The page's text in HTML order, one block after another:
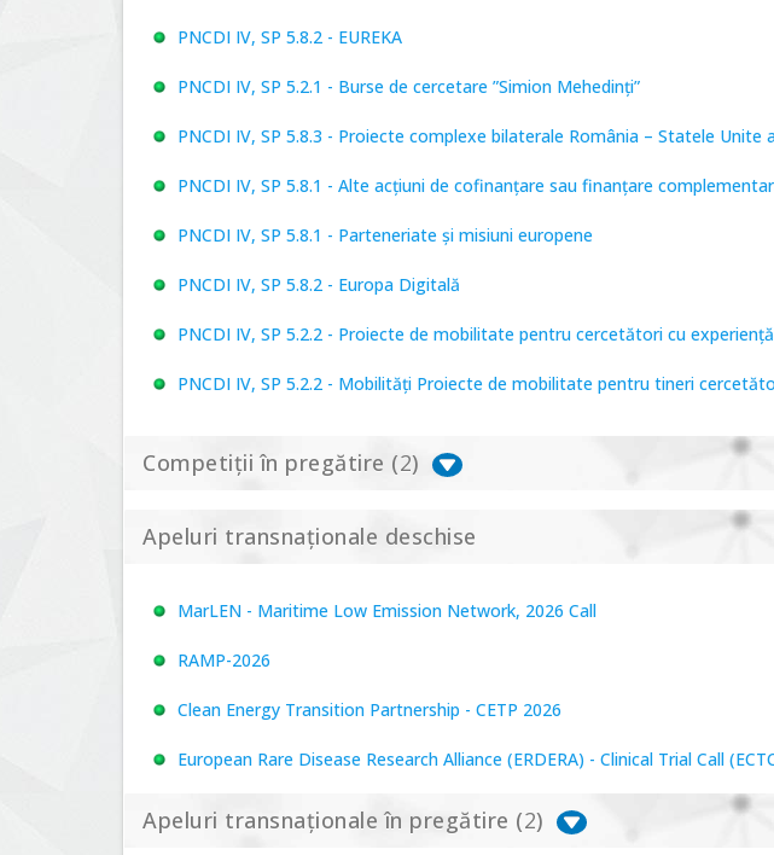
PNCDI IV, SP 5.8.2 - EUREKA
PNCDI IV, SP 5.2.1 - Burse de cercetare ”Simion Mehedinți”
PNCDI IV, SP 5.8.3 - Proiecte complexe bilaterale România – Statele Unite
PNCDI IV, SP 5.8.1 - Alte acțiuni de cofinanțare sau finanțare
PNCDI IV, SP 5.8.1 - Parteneriate și misiuni europene
PNCDI IV, SP 5.8.2 - Europa Digitală
PNCDI IV, SP 5.2.2 - Proiecte de mobilitate pentru cercetători cu
PNCDI IV, SP 5.2.2 - Mobilități Proiecte de mobilitate pentru tineri
Competiții în pregătire (2)
PNCDI IV, P 5.1 - Proiecte Complexe de Cercetare de Frontieră, PCCF-2024
Apeluri transnaționale deschise
MarLEN - Maritime Low Emission Network, 2026 Call
RAMP-2026
Clean Energy Transition Partnership - CETP 2026
European Rare Disease Research Alliance (ERDERA) - Clinical Trial Call
Apeluri transnaționale în pregătire (2)